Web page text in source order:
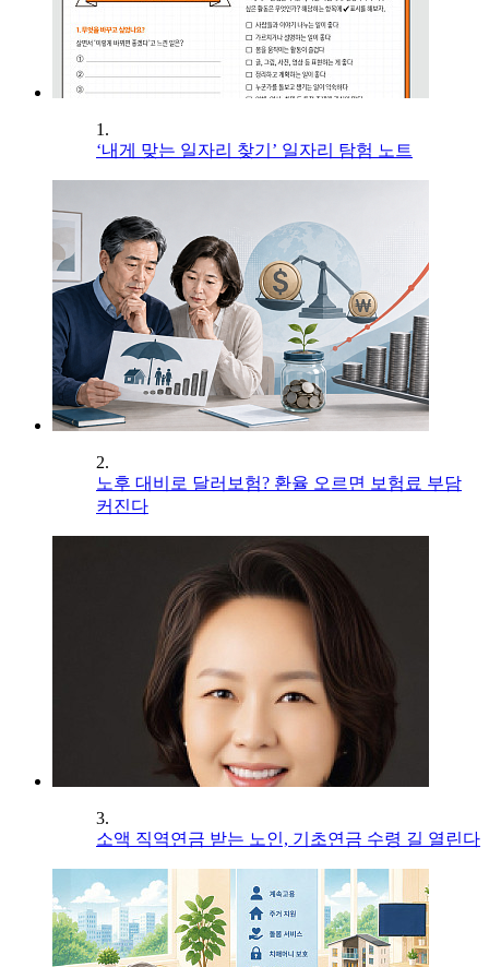
1.
‘내게 맞는 일자리 찾기’ 일자리 탐험 노트
2.
노후 대비로 달러보험? 환율 오르면 보험료 부담
커진다
3.
소액 직역연금 받는 노인, 기초연금 수령 길 열린다